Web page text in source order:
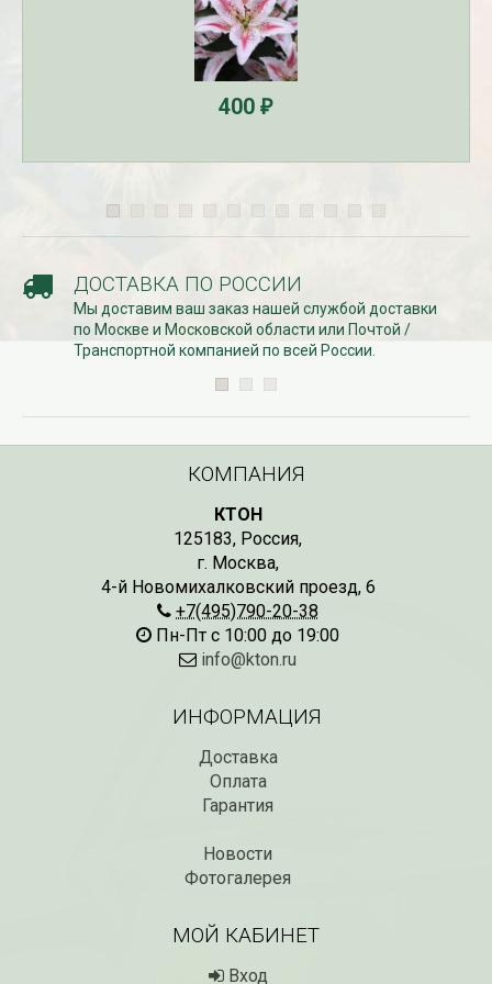
400 ₽
ДОСТАВКА ПО РОССИИ
Мы доставим ваш заказ нашей службой доставки
по Москве и Московской области или Почтой /
Транспортной компанией по всей России.
КОМПАНИЯ
КТОН
125183, Россия,
г. Москва,
4-й Новомихалковский проезд, 6
+7(495)790-20-38
Пн-Пт с 10:00 до 19:00
info@kton.ru
ИНФОРМАЦИЯ
Доставка
Оплата
Гарантия
Новости
Фотогалерея
МОЙ КАБИНЕТ
Вход